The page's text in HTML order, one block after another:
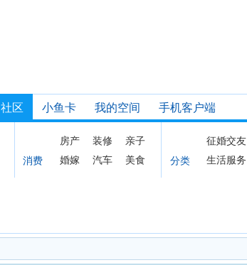
社区 小鱼卡 我的空间 手机客户端
消费
房产 装修
亲子
婚嫁
汽车 美食 分类
征婚交友
生活服务